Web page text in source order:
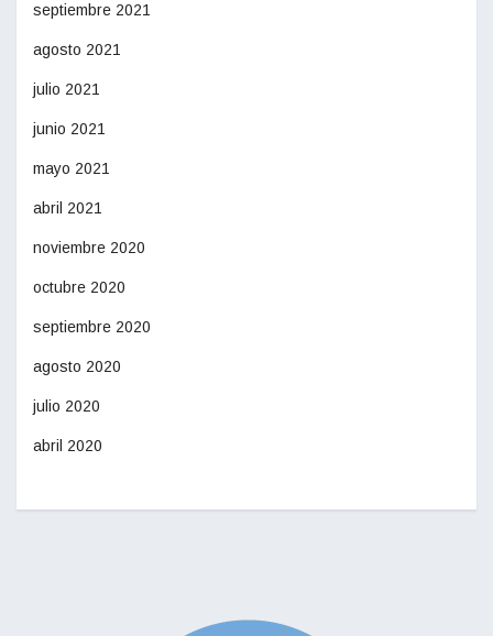
septiembre 2021
agosto 2021
julio 2021
junio 2021
mayo 2021
abril 2021
noviembre 2020
octubre 2020
septiembre 2020
agosto 2020
julio 2020
abril 2020